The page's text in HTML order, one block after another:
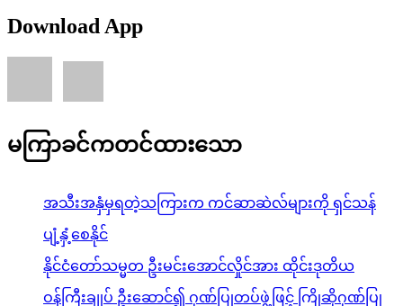
Download App
မကြာခင်ကတင်ထားသော
အသီးအနှံမှရတဲ့သကြားက ကင်ဆာဆဲလ်များကို ရှင်သန်
ပျံ့နှံ့စေနိုင်
နိုင်ငံတော်သမ္မတ ဦးမင်းအောင်လှိုင်အား ထိုင်းဒုတိယ
ဝန်ကြီးချုပ် ဦးဆောင်၍ ဂုဏ်ပြုတပ်ဖွဲ့ဖြင့် ကြိုဆိုဂုဏ်ပြု